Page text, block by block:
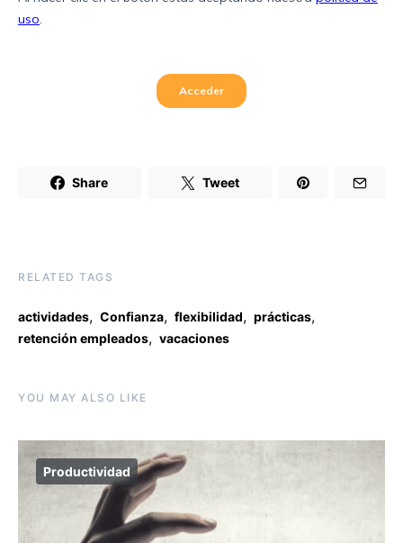
Share Tweet
RELATED TAGS
actividades, Confianza, flexibilidad, prácticas,
retención empleados, vacaciones
YOU MAY ALSO LIKE
Productividad